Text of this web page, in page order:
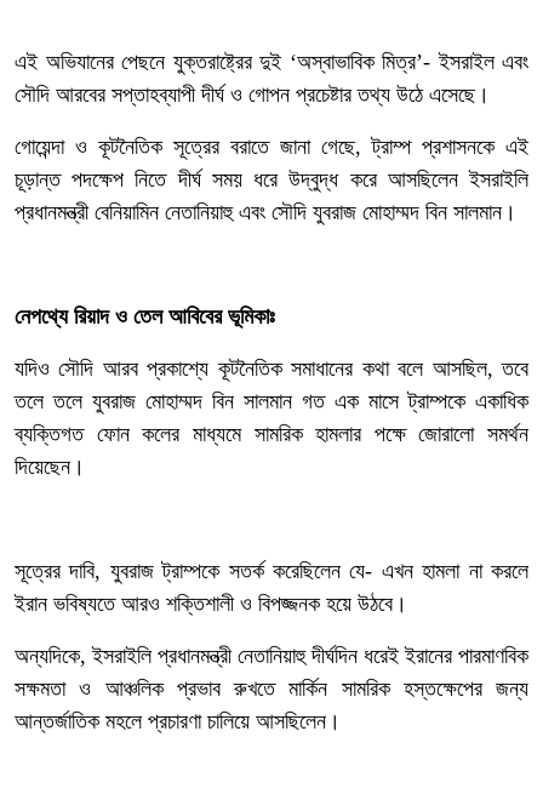
এই অভিযানের পেছনে যুক্তরাষ্ট্রের দুই ‘অস্বাভাবিক মিত্র’- ইসরাইল এবং
সৌদি আরবের সপ্তাহব্যাপী দীর্ঘ ও গোপন প্রচেষ্টার তথ্য উঠে এসেছে।
গোয়েন্দা ও কূটনৈতিক সূত্রের বরাতে জানা গেছে, ট্রাম্প প্রশাসনকে এই
চূড়ান্ত পদক্ষেপ নিতে দীর্ঘ সময় ধরে উদ্বুদ্ধ করে আসছিলেন ইসরাইলি
প্রধানমন্ত্রী বেনিয়ামিন নেতানিয়াহু এবং সৌদি যুবরাজ মোহাম্মদ বিন সালমান।
‎নেপথ্যে রিয়াদ ও তেল আবিবের ভূমিকাঃ
‎যদিও সৌদি আরব প্রকাশ্যে কূটনৈতিক সমাধানের কথা বলে আসছিল, তবে
তলে তলে যুবরাজ মোহাম্মদ বিন সালমান গত এক মাসে ট্রাম্পকে একাধিক
ব্যক্তিগত ফোন কলের মাধ্যমে সামরিক হামলার পক্ষে জোরালো সমর্থন
দিয়েছেন।
সূত্রের দাবি, যুবরাজ ট্রাম্পকে সতর্ক করেছিলেন যে- এখন হামলা না করলে
ইরান ভবিষ্যতে আরও শক্তিশালী ও বিপজ্জনক হয়ে উঠবে।
অন্যদিকে, ইসরাইলি প্রধানমন্ত্রী নেতানিয়াহু দীর্ঘদিন ধরেই ইরানের পারমাণবিক
সক্ষমতা ও আঞ্চলিক প্রভাব রুখতে মার্কিন সামরিক হস্তক্ষেপের জন্য
আন্তর্জাতিক মহলে প্রচারণা চালিয়ে আসছিলেন।